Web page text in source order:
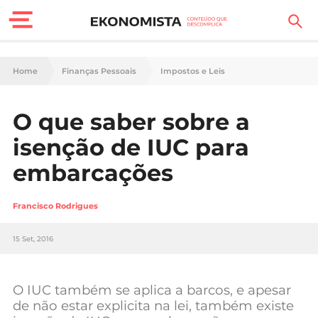
Finanças Pessoais
Carreira
Casa
Lifestyle
Sociedade
Negócios
Home Finanças Pessoais Impostos e Leis
O que saber sobre a
isenção de IUC para
embarcações
Francisco Rodrigues
15 Set, 2016
O IUC também se aplica a barcos, e apesar
de não estar explicita na lei, também existe